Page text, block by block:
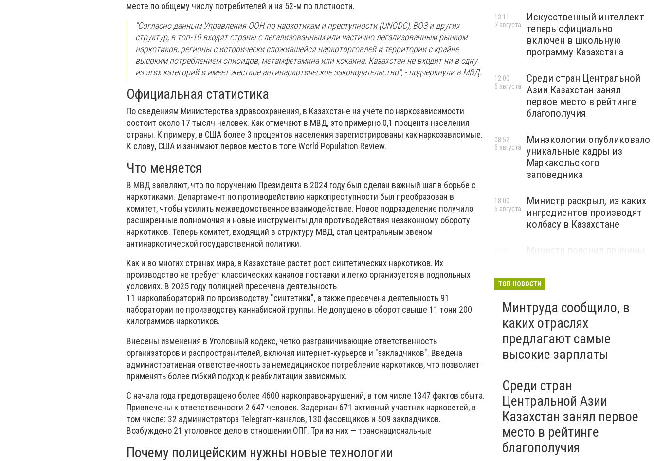
месте по общему числу потребителей и на 52-м по плотности.
"Согласно данным Управления ООН по наркотикам и преступности (UNODC), ВОЗ и других
структур, в топ-10 входят страны с легализованным или частично легализованным рынком
наркотиков, регионы с исторически сложившейся наркоторговлей и территории с крайне
высоким потреблением опиоидов, метамфетамина или кокаина. Казахстан не входит ни в одну
из этих категорий и имеет жесткое антинаркотическое законодательство", - подчеркнули в МВД.
Официальная статистика
По сведениям Министерства здравоохранения, в Казахстане на учёте по наркозависимости
состоит около 17 тысяч человек. Как отмечают в МВД, это примерно 0,1 процента населения
страны. К примеру, в США более 3 процентов населения зарегистрированы как наркозависимые.
К слову, США и занимают первое место в топе World Population Review.
Что меняется
В МВД заявляют, что по поручению Президента в 2024 году был сделан важный шаг в борьбе с
наркотиками. Департамент по противодействию наркопреступности был преобразован в
комитет, чтобы усилить межведомственное взаимодействие. Новое подразделение получило
расширенные полномочия и новые инструменты для противодействия незаконному обороту
наркотиков. Теперь комитет, входящий в структуру МВД, стал центральным звеном
антинаркотической государственной политики.
Как и во многих странах мира, в Казахстане растет рост синтетических наркотиков. Их
производство не требует классических каналов поставки и легко организуется в подпольных
условиях. В 2025 году полицией пресечена деятельность
11 нарколабораторий по производству "синтетики", а также пресечена деятельность 91
лаборатории по производству каннабисной группы. Не допущено в оборот свыше 11 тонн 200
килограммов наркотиков.
Внесены изменения в Уголовный кодекс, чётко разграничивающие ответственность
организаторов и распространителей, включая интернет-курьеров и "закладчиков". Введена
административная ответственность за немедицинское потребление наркотиков, что позволяет
применять более гибкий подход к реабилитации зависимых.
С начала года предотвращено более 4600 наркоправонарушений, в том числе 1347 фактов сбыта.
Привлечены к ответственности 2 647 человек. Задержан 671 активный участник наркосетей, в
том числе: 32 администратора Telegram-каналов, 130 фасовщиков и 509 закладчиков.
Возбуждено 21 уголовное дело в отношении ОПГ. Три из них — транснациональные
Почему полицейским нужны новые технологии
Искусственный интеллект
теперь официально
включен в школьную
программу Казахстана
13:11
7 августа
Среди стран Центральной
Азии Казахстан занял
первое место в рейтинге
благополучия
12:00
6 августа
Минэкологии опубликовало
уникальные кадры из
Маркакольского
заповедника
08:52
6 августа
Министр раскрыл, из каких
ингредиентов производят
колбасу в Казахстане
18:00
5 августа
Министр пояснил причины,
импортных
ТОП НОВОСТИ
Минтруда сообщило, в
каких отраслях
предлагают самые
высокие зарплаты
Среди стран
Центральной Азии
Казахстан занял первое
место в рейтинге
благополучия